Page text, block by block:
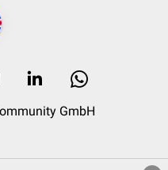
GmbH